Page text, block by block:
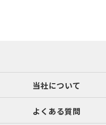
当社について
よくある質問